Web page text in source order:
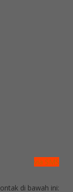
via SMS
di bawah ini: